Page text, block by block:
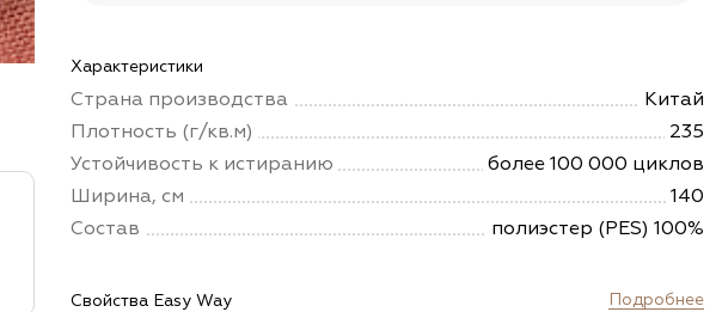
Характеристики
Страна производства
Китай
Плотность (г/кв.м)
235
Устойчивость к истиранию
более 100 000 циклов
Ширина, см
140
Состав
полиэстер (PES) 100%
Свойства Easy Way Подробнее